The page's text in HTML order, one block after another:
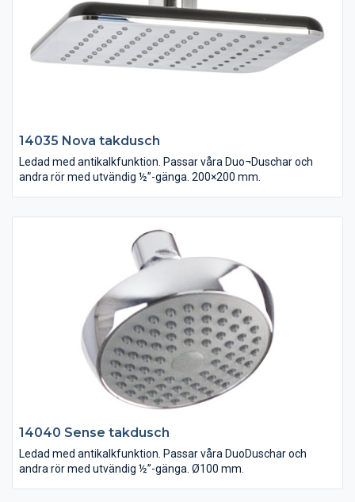
14035 Nova takdusch
Ledad med antikalkfunktion. Passar våra Duo¬Duschar och
andra rör med utvändig ½”-gänga. 200×200 mm.
14040 Sense takdusch
Ledad med antikalkfunktion. Passar våra DuoDuschar och
andra rör med utvändig ½”-gänga. Ø100 mm.